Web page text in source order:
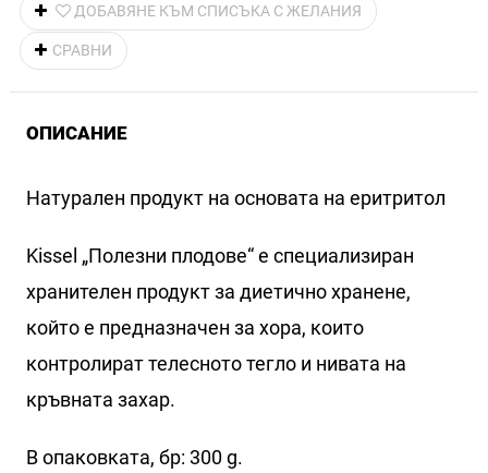
ДОБАВЯНЕ КЪМ СПИСЪКА С ЖЕЛАНИЯ
СРАВНИ
ОПИСАНИЕ
Натурален продукт на основата на еритритол
Kissel „Полезни плодове“ е специализиран
хранителен продукт за диетично хранене,
който е предназначен за хора, които
контролират телесното тегло и нивата на
кръвната захар.
В опаковката, бр: 300 g.